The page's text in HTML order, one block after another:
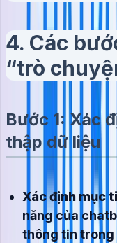
4. Các
“trò
Bước 1: Xác
thập dữ liệu
Xác định mục
năng của
thông tin trong